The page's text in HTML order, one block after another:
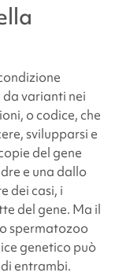
da varianti nei
o codice, che
svilupparsi e
del gene
e una dallo
dei casi, i
del gene. Ma il
spermatozoo
genetico può
entrambi.